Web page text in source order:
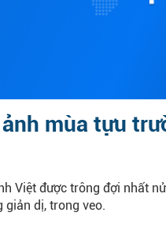
mùa tựu
Việt được trông đợi nhất
giản dị, trong veo.